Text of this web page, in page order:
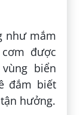
như mắm
được
biển
đắm biết
hưởng.